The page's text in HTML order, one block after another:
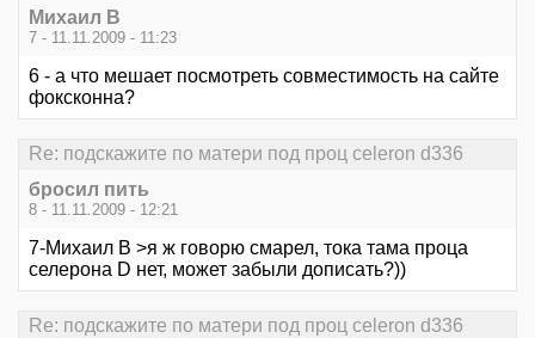
Михаил В
7 - 11.11.2009 - 11:23
6 - а что мешает посмотреть совместимость на сайте
фоксконна?
Re: подскажите по матери под проц celeron d336
бросил пить
8 - 11.11.2009 - 12:21
7-Михаил В >я ж говорю смарел, тока тама проца
селерона D нет, может забыли дописать?))
Re: подскажите по матери под проц celeron d336